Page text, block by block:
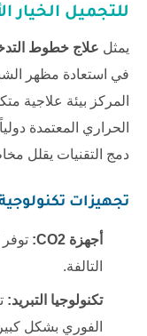
للتجميل الخيار
يمثل علاج خطوط
في استعادة مظهر
المركز بيئة علاجية
الحراري المعتمدة
دمج التقنيات يقلل
تجهيزات
أجهزة CO2:
التالفة.
تكنولوجيا التبريد:
الفوري بشكل